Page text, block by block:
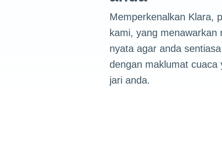
Memperkenalkan Klara,
kami, yang
nyata agar anda
dengan maklumat cuaca
jari anda.